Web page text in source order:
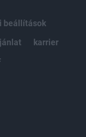
beállítások
karrier